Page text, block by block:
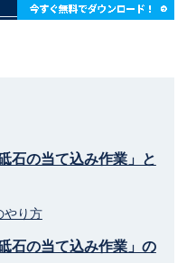
石の当て込み作業」と
やり方
石の当て込み作業」の